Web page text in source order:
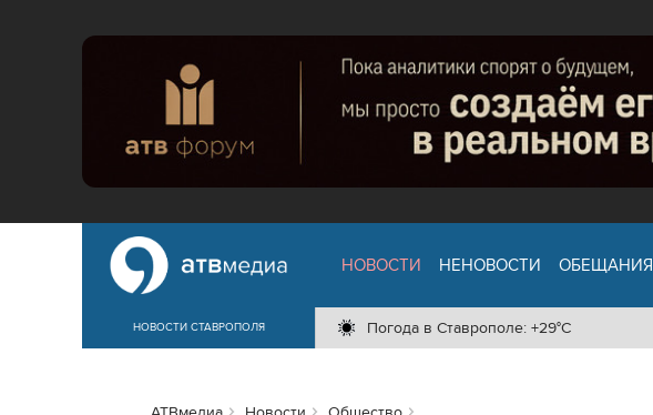
НОВОСТИ СТАВРОПОЛЯ
НОВОСТИ НЕНОВОСТИ ОБЕЩАНИЯ
Погода в Ставрополе: +29°C